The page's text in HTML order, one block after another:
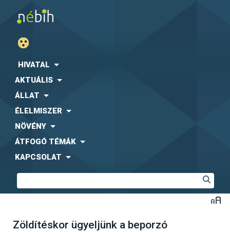
HIVATAL
AKTUÁLIS
ÁLLAT
ÉLELMISZER
NÖVÉNY
ÁTFOGÓ TÉMÁK
KAPCSOLAT
Zöldítéskor ügyeljünk a beporzó